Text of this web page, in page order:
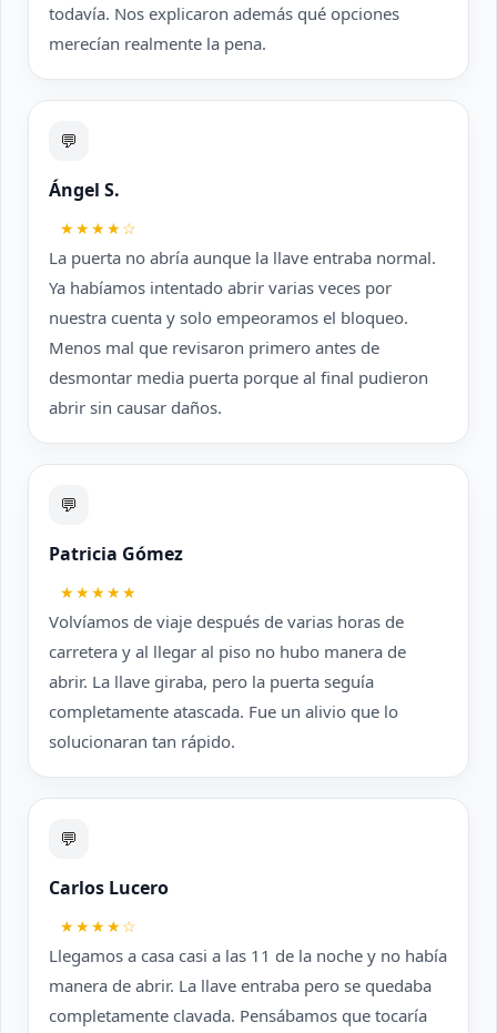
todavía. Nos explicaron además qué opciones
merecían realmente la pena.
💬
Ángel S.
★★★★☆
La puerta no abría aunque la llave entraba normal.
Ya habíamos intentado abrir varias veces por
nuestra cuenta y solo empeoramos el bloqueo.
Menos mal que revisaron primero antes de
desmontar media puerta porque al final pudieron
abrir sin causar daños.
💬
Patricia Gómez
★★★★★
Volvíamos de viaje después de varias horas de
carretera y al llegar al piso no hubo manera de
abrir. La llave giraba, pero la puerta seguía
completamente atascada. Fue un alivio que lo
solucionaran tan rápido.
💬
Carlos Lucero
★★★★☆
Llegamos a casa casi a las 11 de la noche y no había
manera de abrir. La llave entraba pero se quedaba
completamente clavada. Pensábamos que tocaría